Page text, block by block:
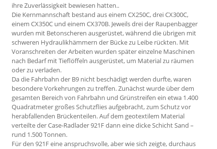
ihre Zuverlässigkeit bewiesen hatten..
Die Kernmannschaft bestand aus einem CX250C, drei CX300C,
einem CX350C und einem CX370B. Jeweils drei der Raupenbagger
wurden mit Betonscheren ausgerüstet, während die übrigen mit
schweren Hydraulikhämmern der Bücke zu Leibe rückten. Mit
Voranschreiten der Arbeiten wurden später einzelne Maschinen
nach Bedarf mit Tieflöffeln ausgerüstet, um Material zu räumen
oder zu verladen.
Da die Fahrbahn der B9 nicht beschädigt werden durfte, waren
besondere Vorkehrungen zu treffen. Zunächst wurde über dem
gesamten Bereich von Fahrbahn und Grünstreifen ein etwa 1.400
Quadratmeter großes Schutzflies aufgebracht, zum Schutz vor
herabfallenden Brückenteilen. Auf dem geotextilem Material
verteilte der Case-Radlader 921F dann eine dicke Schicht Sand –
rund 1.500 Tonnen.
Für den 921F eine anspruchsvolle, aber wie sich zeigte, durchaus